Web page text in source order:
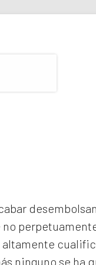
ninguno se ha